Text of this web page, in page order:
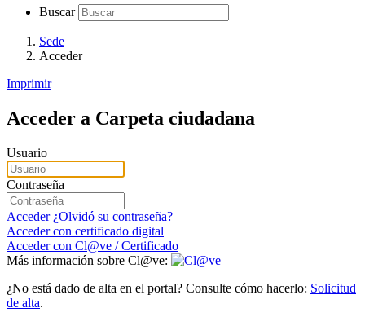
Buscar
Sede
Acceder
Imprimir
Acceder a Carpeta ciudadana
Usuario
Contraseña
Acceder ¿Olvidó su contraseña?
Acceder con certificado digital
Acceder con Cl@ve / Certificado
Más información sobre Cl@ve:
¿No está dado de alta en el portal? Consulte cómo hacerlo: Solicitud
de alta.